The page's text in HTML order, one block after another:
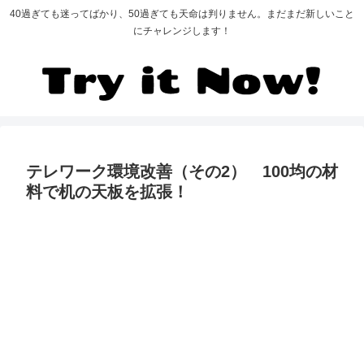
40過ぎても迷ってばかり、50過ぎても天命は判りません。まだまだ新しいこと
にチャレンジします！
テレワーク環境改善（その2） 100均の材
料で机の天板を拡張！